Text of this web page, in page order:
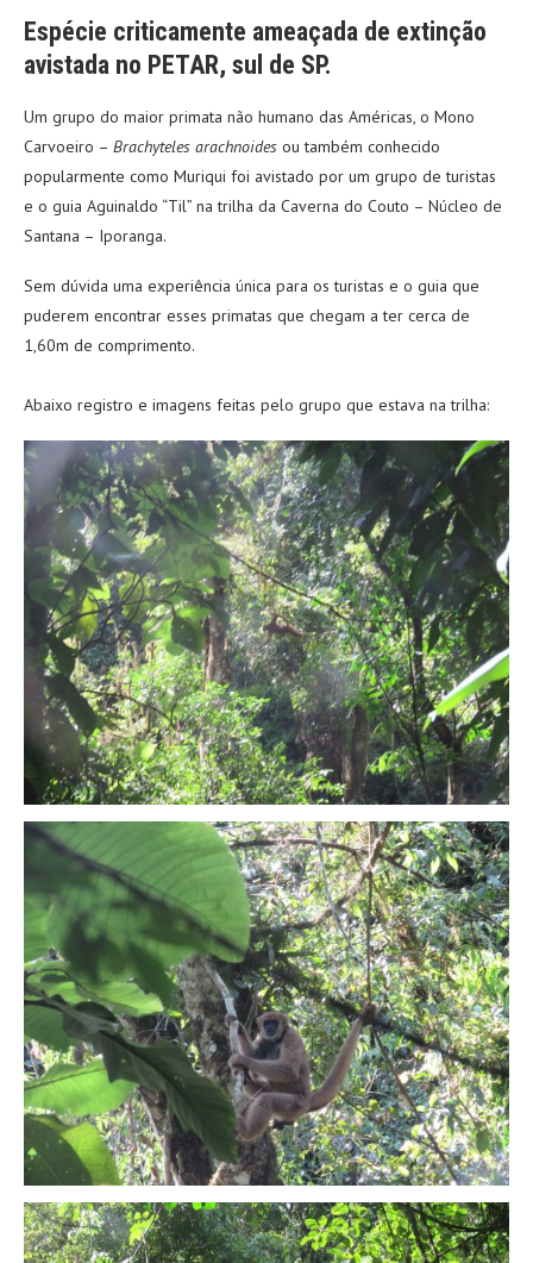
Espécie criticamente ameaçada de extinção
avistada no PETAR, sul de SP.
Um grupo do maior primata não humano das Américas, o Mono
Carvoeiro – Brachyteles arachnoides ou também conhecido
popularmente como Muriqui foi avistado por um grupo de turistas
e o guia Aguinaldo “Til” na trilha da Caverna do Couto – Núcleo de
Santana – Iporanga.
Sem dúvida uma experiência única para os turistas e o guia que
puderem encontrar esses primatas que chegam a ter cerca de
1,60m de comprimento.
Abaixo registro e imagens feitas pelo grupo que estava na trilha: